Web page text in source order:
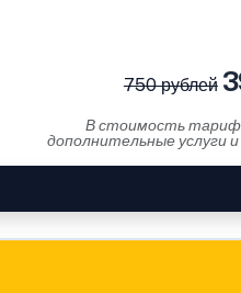
750 рублей
В стоимость
дополнительные услуги